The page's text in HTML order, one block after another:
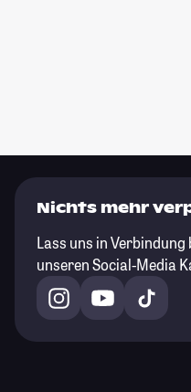
Nichts mehr
Lass uns in
unseren Social-Media